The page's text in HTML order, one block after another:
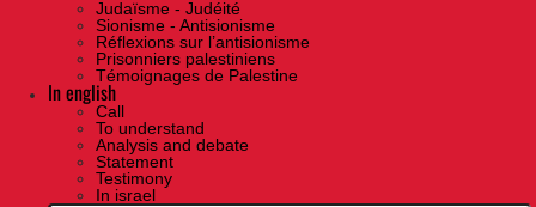
Judaïsme - Judéité
Sionisme - Antisionisme
Réflexions sur l’antisionisme
Prisonniers palestiniens
Témoignages de Palestine
In english
Call
To understand
Analysis and debate
Statement
Testimony
In israel